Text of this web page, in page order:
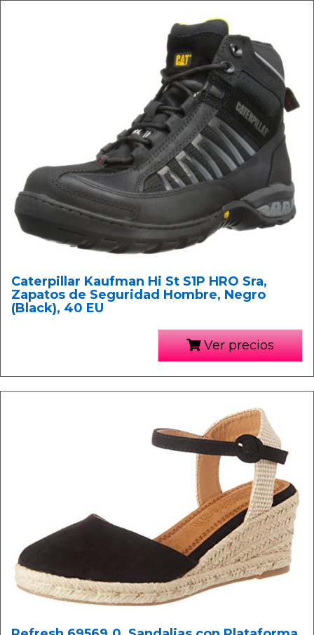
Caterpillar Kaufman Hi St S1P HRO Sra,
Zapatos de Seguridad Hombre, Negro
(Black), 40 EU
Ver precios